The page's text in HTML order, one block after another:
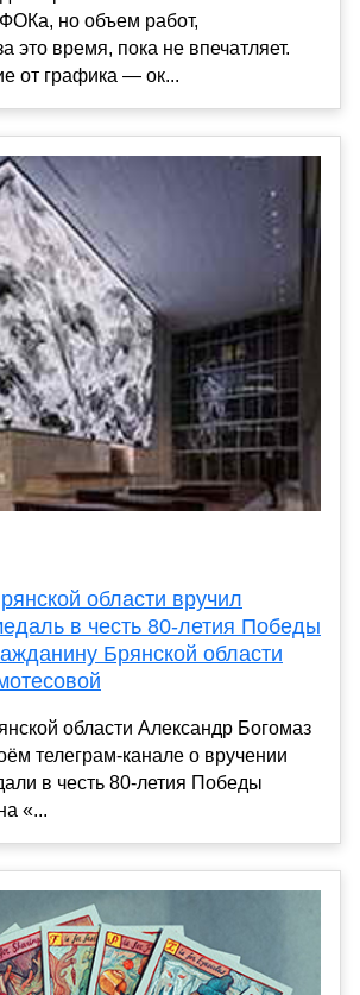
но объем работ,
это время, пока не впечатляет.
от графика — ок...
области вручил
в честь 80-летия Победы
Брянской области
области Александр Богомаз
телеграм-канале о вручении
в честь 80-летия Победы
«...